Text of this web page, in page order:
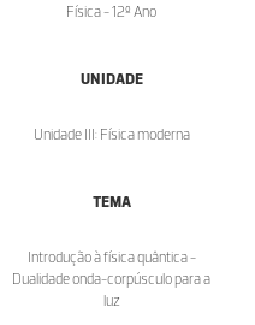
Física - 12º Ano
UNIDADE
Unidade III: Física moderna
TEMA
Introdução à física quântica -
Dualidade onda-corpúsculo para a
luz